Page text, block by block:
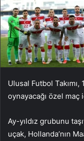
Ulusal Futbol Takımı,
oynayacağı özel maç
Ay-yıldız grubunu
uçak, Hollanda’nın